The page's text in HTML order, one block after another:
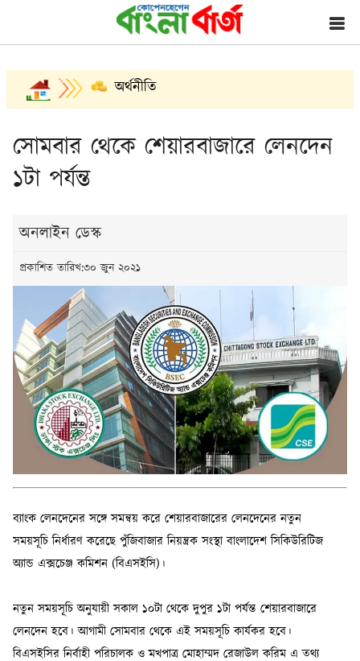
অর্থনীতি
সোমবার থেকে শেয়ারবাজারে লেনদেন
১টা পর্যন্ত
অনলাইন ডেস্ক
প্রকাশিত তারিখ:৩০ জুন ২০২১